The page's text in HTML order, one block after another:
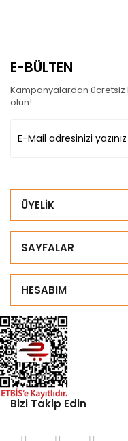
E-BÜLTEN
Kampanyalardan
olun!
ÜYELİK
SAYFALAR
HESABIM
Bizi Takip Edin